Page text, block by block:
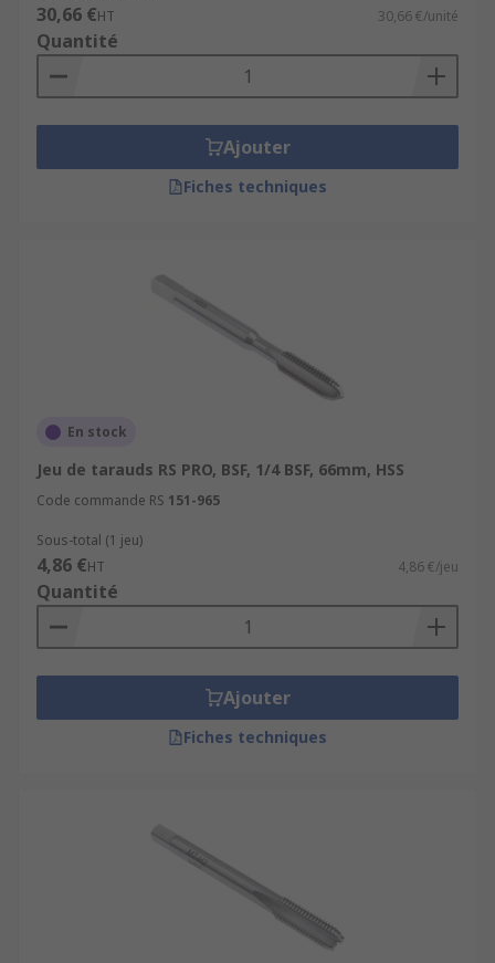
30,66 €HT 30,66 €/unité
Quantité
Ajouter
Fiches techniques
En stock
Jeu de tarauds RS PRO, BSF, 1/4 BSF, 66mm, HSS
Code commande RS 151-965
Sous-total (1 jeu)
4,86 €HT 4,86 €/jeu
Quantité
Ajouter
Fiches techniques